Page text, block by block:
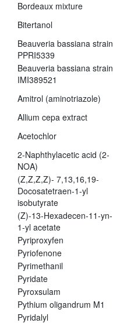
Bordeaux mixture
Bitertanol
Beauveria bassiana strain
PPRI5339
Beauveria bassiana strain
IMI389521
Amitrol (aminotriazole)
Allium cepa extract
Acetochlor
2-Naphthylacetic acid (2-
NOA)
(Z,Z,Z,Z)- 7,13,16,19-
Docosatetraen-1-yl
isobutyrate
(Z)-13-Hexadecen-11-yn-
1-yl acetate
Pyriproxyfen
Pyriofenone
Pyrimethanil
Pyridate
Pyroxsulam
Pythium oligandrum M1
Pyridalyl